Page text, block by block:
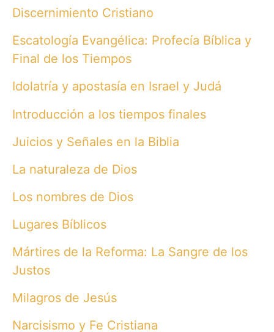
Discernimiento Cristiano
Escatología Evangélica: Profecía Bíblica y
Final de los Tiempos
Idolatría y apostasía en Israel y Judá
Introducción a los tiempos finales
Juicios y Señales en la Biblia
La naturaleza de Dios
Los nombres de Dios
Lugares Bíblicos
Mártires de la Reforma: La Sangre de los
Justos
Milagros de Jesús
Narcisismo y Fe Cristiana